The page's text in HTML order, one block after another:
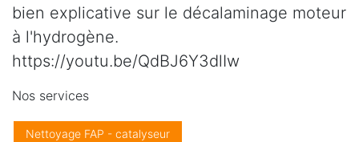
bien explicative sur le décalaminage moteur
à l'hydrogène.
https://youtu.be/QdBJ6Y3dlIw
Nos services
Nettoyage FAP - catalyseur